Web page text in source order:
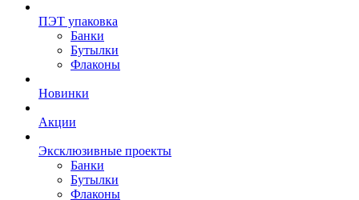
ПЭТ упаковка
Банки
Бутылки
Флаконы
Новинки
Акции
Эксклюзивные проекты
Банки
Бутылки
Флаконы